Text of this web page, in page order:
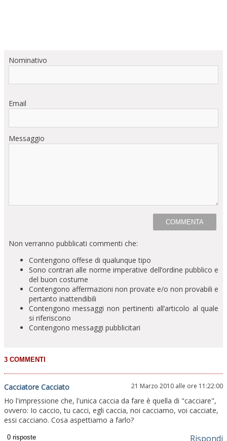
Nominativo
Email
Messaggio
Non verranno pubblicati commenti che:
Contengono offese di qualunque tipo
Sono contrari alle norme imperative dell’ordine pubblico e
del buon costume
Contengono affermazioni non provate e/o non provabili e
pertanto inattendibili
Contengono messaggi non pertinenti all’articolo al quale
si riferiscono
Contengono messaggi pubblicitari
Cacciatore Cacciato 21 Marzo 2010 alle ore 11:22:00
Ho l'impressione che, l'unica caccia da fare è quella di "cacciare",
ovvero: Io caccio, tu cacci, egli caccia, noi cacciamo, voi cacciate,
essi cacciano. Cosa aspettiamo a farlo?
Rispondi